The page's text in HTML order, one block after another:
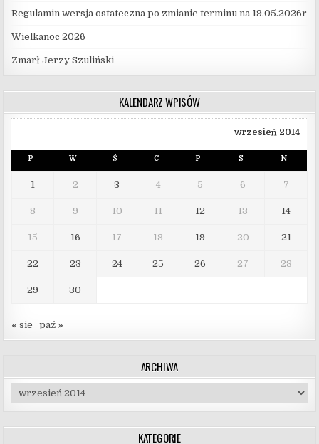
Regulamin wersja ostateczna po zmianie terminu na 19.05.2026r
Wielkanoc 2026
Zmarł Jerzy Szuliński
KALENDARZ WPISÓW
wrzesień 2014
P W Ś C P S N
1 2 3 4 5 6 7
8 9 10 11 12 13 14
15 16 17 18 19 20 21
22 23 24 25 26 27 28
29 30
« sie paź »
ARCHIWA
KATEGORIE